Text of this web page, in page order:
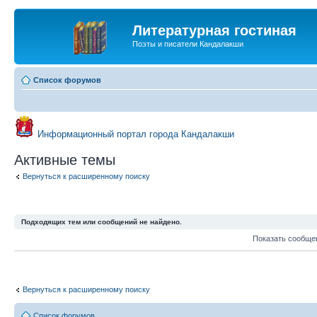
Литературная гостиная
Поэты и писатели Кандалакши
Список форумов
Информационный портал города Кандалакши
Активные темы
Вернуться к расширенному поиску
Подходящих тем или сообщений не найдено.
Показать
Вернуться к расширенному поиску
Список форумов